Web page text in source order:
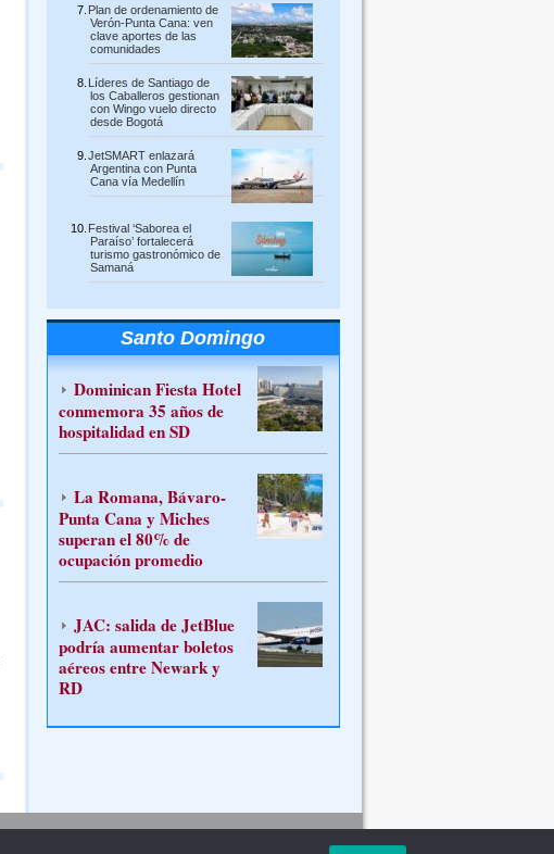
Plan de ordenamiento de
Verón-Punta Cana: ven
clave aportes de las
comunidades
Líderes de Santiago de
los Caballeros gestionan
con Wingo vuelo directo
desde Bogotá
JetSMART enlazará
Argentina con Punta
Cana vía Medellín
Festival ‘Saborea el
Paraíso’ fortalecerá
turismo gastronómico de
Samaná
Santo Domingo
Dominican Fiesta Hotel
conmemora 35 años de
hospitalidad en SD
La Romana, Bávaro-
Punta Cana y Miches
superan el 80% de
ocupación promedio
JAC: salida de JetBlue
podría aumentar boletos
aéreos entre Newark y
RD